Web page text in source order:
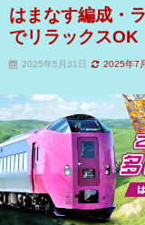
はまなす編成・
でリラックスOK
2025年5月31日 2025年7